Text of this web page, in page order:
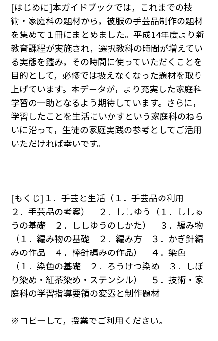
[はじめに]本ガイドブックでは，これまでの技
術・家庭科の題材から，被服の手芸品制作の題材
を集めて１冊にまとめました。平成14年度より新
教育課程が実施され，選択教科の時間が増えてい
る実態を鑑み，その時間に使っていただくことを
目的として，必修では扱えなくなった題材を取り
上げています。本データが，より充実した家庭科
学習の一助となるよう期待しています。さらに，
学習したことを生活にいかすという家庭科のねら
いに沿って，生徒の家庭実践の参考としてご活用
いただければ幸いです。
[もくじ]１．手芸と生活（１．手芸品の利用
２．手芸品の考案） ２．ししゆう（１．ししゅ
うの基礎 ２．ししゆうのしかた） ３．編み物
（１．編み物の基礎 ２．編み方 ３．かぎ針編
みの作品 ４．棒針編みの作品） ４．染色
（１．染色の基礎 ２．ろうけつ染め ３．しぼ
り染め・紅茶染め・ステンシル） ５．技術・家
庭科の学習指導要領の変遷と制作題材
※コピーして，授業でご利用ください。